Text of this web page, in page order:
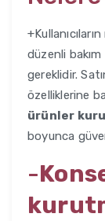
düzenli
gereklidir.
özelliklerine
ürünler
boyunca
-